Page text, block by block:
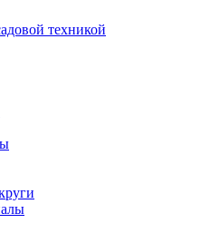
техникой